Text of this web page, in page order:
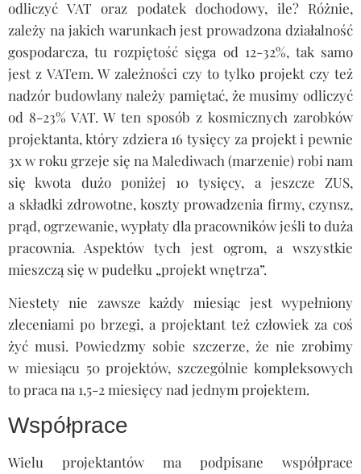
odliczyć VAT oraz podatek dochodowy, ile? Różnie,
zależy na jakich warunkach jest prowadzona działalność
gospodarcza, tu rozpiętość sięga od 12-32%, tak samo
jest z VATem. W zależności czy to tylko projekt czy też
nadzór budowlany należy pamiętać, że musimy odliczyć
od 8-23% VAT. W ten sposób z kosmicznych zarobków
projektanta, który zdziera 16 tysięcy za projekt i pewnie
3x w roku grzeje się na Malediwach (marzenie) robi nam
się kwota dużo poniżej 10 tysięcy, a jeszcze ZUS,
a składki zdrowotne, koszty prowadzenia firmy, czynsz,
prąd, ogrzewanie, wypłaty dla pracowników jeśli to duża
pracownia. Aspektów tych jest ogrom, a wszystkie
mieszczą się w pudełku „projekt wnętrza”.
Niestety nie zawsze każdy miesiąc jest wypełniony
zleceniami po brzegi, a projektant też człowiek za coś
żyć musi. Powiedzmy sobie szczerze, że nie zrobimy
w miesiącu 50 projektów, szczególnie kompleksowych
to praca na 1,5-2 miesięcy nad jednym projektem.
Współprace
Wielu projektantów ma podpisane współprace